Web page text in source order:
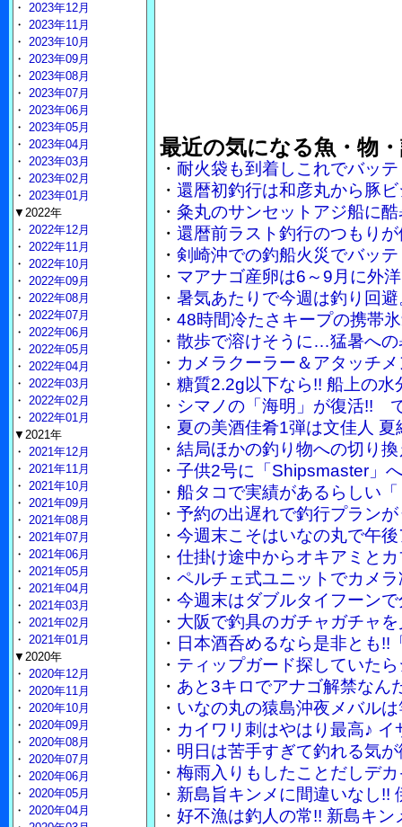
最近の気になる魚・物
・ 耐火袋も到着しこれでバッ
・ 還暦初釣行は和彦丸から豚
・ 粂丸のサンセットアジ船に
・ 還暦前ラスト釣行のつもり
・ 剣崎沖での釣船火災でバッ
・ マアナゴ産卵は6～9月に外
・ 暑気あたりで今週は釣り回
・ 48時間冷たさキープの携帯
・ 散歩で溶けそうに…猛暑へ
・ カメラクーラー＆アタッチ
・ 糖質2.2g以下なら!! 船上の
・ シマノの「海明」が復活!!
・ 夏の美酒佳肴1弾は文佳人
・ 結局ほかの釣り物への切り
・ 子供2号に「Shipsmaster」
・ 船タコで実績があるらしい
・ 予約の出遅れで釣行プラン
・ 今週末こそはいなの丸で午
・ 仕掛け途中からオキアミと
・ ペルチェ式ユニットでカメ
・ 今週末はダブルタイフーン
・ 大阪で釣具のガチャガチャ
・ 日本酒呑めるなら是非とも!!
・ ティップガード探していた
・ あと3キロでアナゴ解禁なん
・ いなの丸の猿島沖夜メバル
・ カイワリ刺はやはり最高♪
・ 明日は苦手すぎて釣れる気
・ 梅雨入りもしたことだしデ
・ 新島旨キンメに間違いなし!!
・ 好不漁は釣人の常!! 新島キ
・ 2023年12月
・ 2023年11月
・ 2023年10月
・ 2023年09月
・ 2023年08月
・ 2023年07月
・ 2023年06月
・ 2023年05月
・ 2023年04月
・ 2023年03月
・ 2023年02月
・ 2023年01月
▼2022年
・ 2022年12月
・ 2022年11月
・ 2022年10月
・ 2022年09月
・ 2022年08月
・ 2022年07月
・ 2022年06月
・ 2022年05月
・ 2022年04月
・ 2022年03月
・ 2022年02月
・ 2022年01月
▼2021年
・ 2021年12月
・ 2021年11月
・ 2021年10月
・ 2021年09月
・ 2021年08月
・ 2021年07月
・ 2021年06月
・ 2021年05月
・ 2021年04月
・ 2021年03月
・ 2021年02月
・ 2021年01月
▼2020年
・ 2020年12月
・ 2020年11月
・ 2020年10月
・ 2020年09月
・ 2020年08月
・ 2020年07月
・ 2020年06月
・ 2020年05月
・ 2020年04月